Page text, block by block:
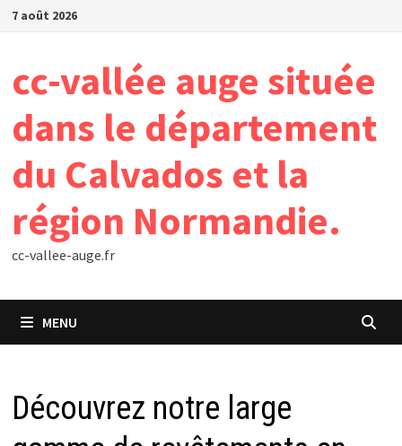
Passer
7 août 2026
cc-vallée auge située
dans le département
du Calvados et la
région Normandie.
cc-vallee-auge.fr
MENU
Découvrez notre large